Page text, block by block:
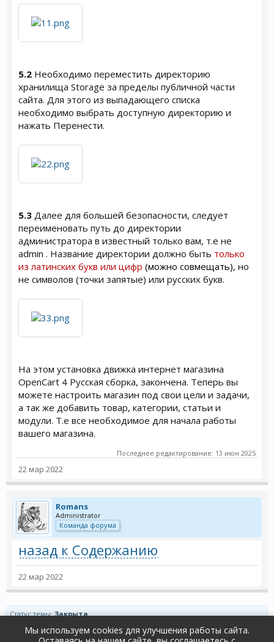
5.2 Необходимо переместить директорию
хранилища Storage за пределы публичной части
сайта. Для этого из выпадающего списка
необходимо выбрать доступную директорию и
нажать Перенести.
5.3 Далее для большей безопасности, следует
переименовать путь до директории
администратора в известный только вам, т.е не
admin . Название директории должно быть только
из латинских букв или цифр (можно совмещать), но
не символов (точки запятые) или русских букв.
На этом установка движка интернет магазина
OpenCart 4 Русская сборка, закончена. Теперь вы
можете настроить магазин под свои цели и задачи,
а так же добавить товар, категории, статьи и
модули. Т.е все необходимое для начала работы
вашего магазина.
Последнее редактирование: 13 июн 2025
22 мар 2022
Romans
Administrator
Команда форума
назад к Содержанию
22 мар 2022
Статус темы: Закрыта.
Мы используем cookies для улучшения работы сайта.